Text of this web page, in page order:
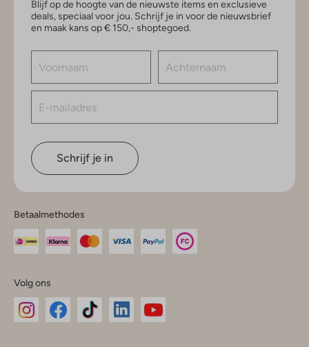
Blijf op de hoogte van de nieuwste items en exclusieve
deals, speciaal voor jou. Schrijf je in voor de nieuwsbrief
en maak kans op € 150,- shoptegoed.
Schrijf je in
Betaalmethodes
Volg ons